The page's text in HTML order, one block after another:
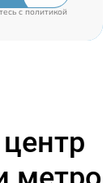
c политикой